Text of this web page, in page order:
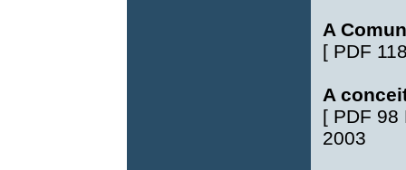
A
[ PDF
A
[ PDF 98
2003